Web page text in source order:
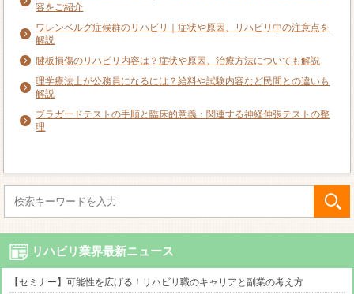
容をご紹介
ワレンベルグ症候群のリハビリ｜症状や原因、リハビリ中の注意点を
解説
腱板損傷のリハビリ内容は？症状や原因、治療方法についても解説
理学療法士が公務員になるには？給料や試験内容など民間との違いも
解説
ブラガードテストの手順と臨床的意義：関連する神経伸張テストの整
理
リハビリ業界最新ニュース
【セミナー】可能性を広げる！リハビリ職のキャリアと副業の考え方